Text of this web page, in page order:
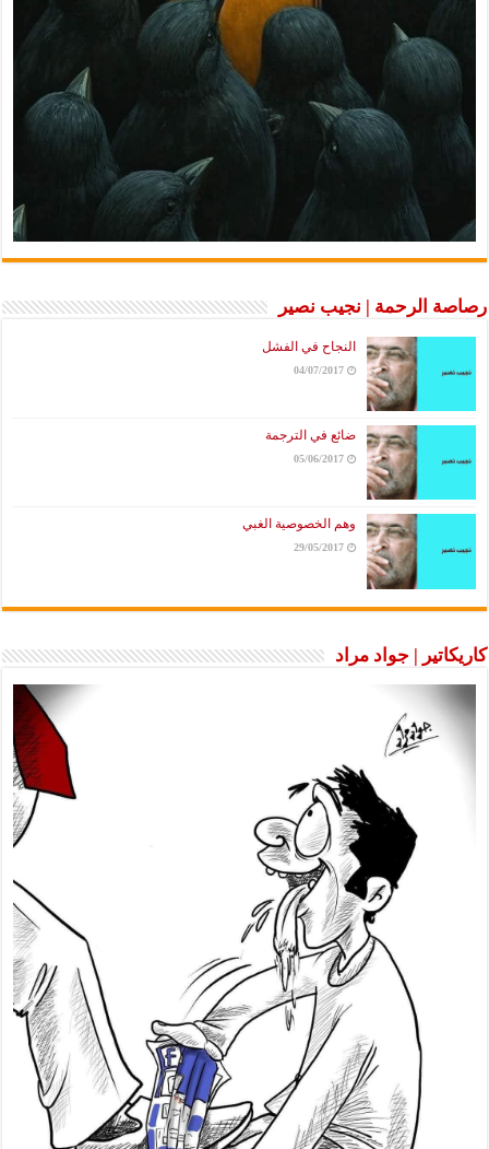
رصاصة الرحمة | نجيب نصير
النجاح في الفشل
04/07/2017
ضائع في الترجمة
05/06/2017
وهم الخصوصية الغبي
29/05/2017
كاريكاتير | جواد مراد